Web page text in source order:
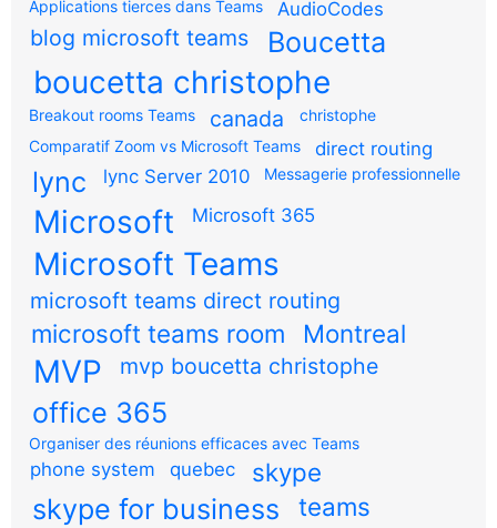
Applications tierces dans Teams AudioCodes
blog microsoft teams Boucetta
boucetta christophe
Breakout rooms Teams canada
christophe
Comparatif Zoom vs Microsoft Teams
direct routing
lync lync Server 2010 Messagerie professionnelle
Microsoft Microsoft 365
Microsoft Teams
microsoft teams direct routing
microsoft teams room Montreal
MVP mvp boucetta christophe
office 365
Organiser des réunions efficaces avec Teams
phone system quebec skype
skype for business teams